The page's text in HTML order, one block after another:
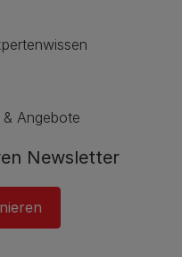
Angebote
Newsletter